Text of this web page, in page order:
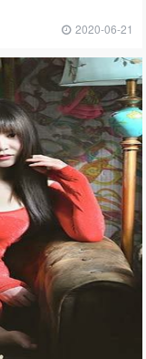
2020-06-21